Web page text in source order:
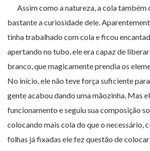
Assim como a natureza, a cola também
bastante a curiosidade dele.
tinha trabalhado com cola e ficou
apertando no tubo, ele era capaz de
branco, que magicamente prendia os
No início, ele não teve força suficiente
gente acabou dando uma mãozinha. Mas
funcionamento e seguiu sua composição
colocando mais cola do que o necessário,
folhas já fixadas ele fez questão de